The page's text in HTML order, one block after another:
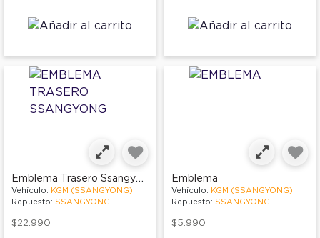
Emblema Trasero Ssangyong
Vehículo: KGM (SSANGYONG)
Repuesto: SSANGYONG
$22.990
Emblema
Vehículo: KGM (SSANGYONG)
Repuesto: SSANGYONG
$5.990